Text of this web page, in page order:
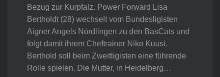
Bezug zur Kurpfalz. Power Forward Lisa
Bertholdt (28) wechselt vom Bundesligisten
Aigner Angels Nördlingen zu den BasCats und
folgt damit ihrem Cheftrainer Niko Kuusi.
Berthold soll beim Zweitligisten eine führende
Rolle spielen. Die Mutter, in Heidelberg…